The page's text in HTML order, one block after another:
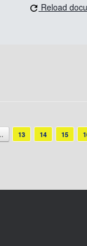
Reload
13 14 15